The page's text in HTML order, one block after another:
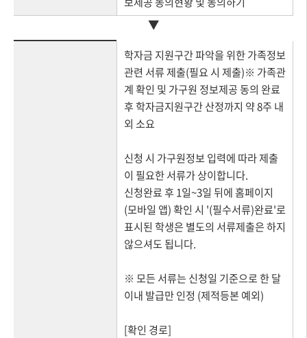
▼
학자금 지원구간 파악을 위한 가족정보
관련 서류 제출(필요 시 제출)※ 가족관
계 확인 및 가구원 정보제공 동의 완료
후 학자금지원구간 산정까지 약 8주 내
외 소요
신청 시 가구원정보 입력에 따라 제출
이 필요한 서류가 상이합니다.
신청완료 후 1일~3일 뒤에 홈페이지
(모바일 앱) 확인 시 '(필수서류)완료'로
표시된 학생은 별도의 서류제출은 하지
않으셔도 됩니다.
※ 모든 서류는 신청일 기준으로 한 달
이내 발급만 인정 (제적등본 예외)
[확인 경로]